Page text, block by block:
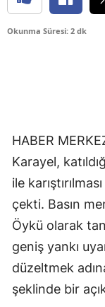
Okunma Süresi: 2 dk
HABER
Karayel,
ile
çekti. Basın
Öykü olarak
geniş yankı
düzeltmek
şeklinde bir